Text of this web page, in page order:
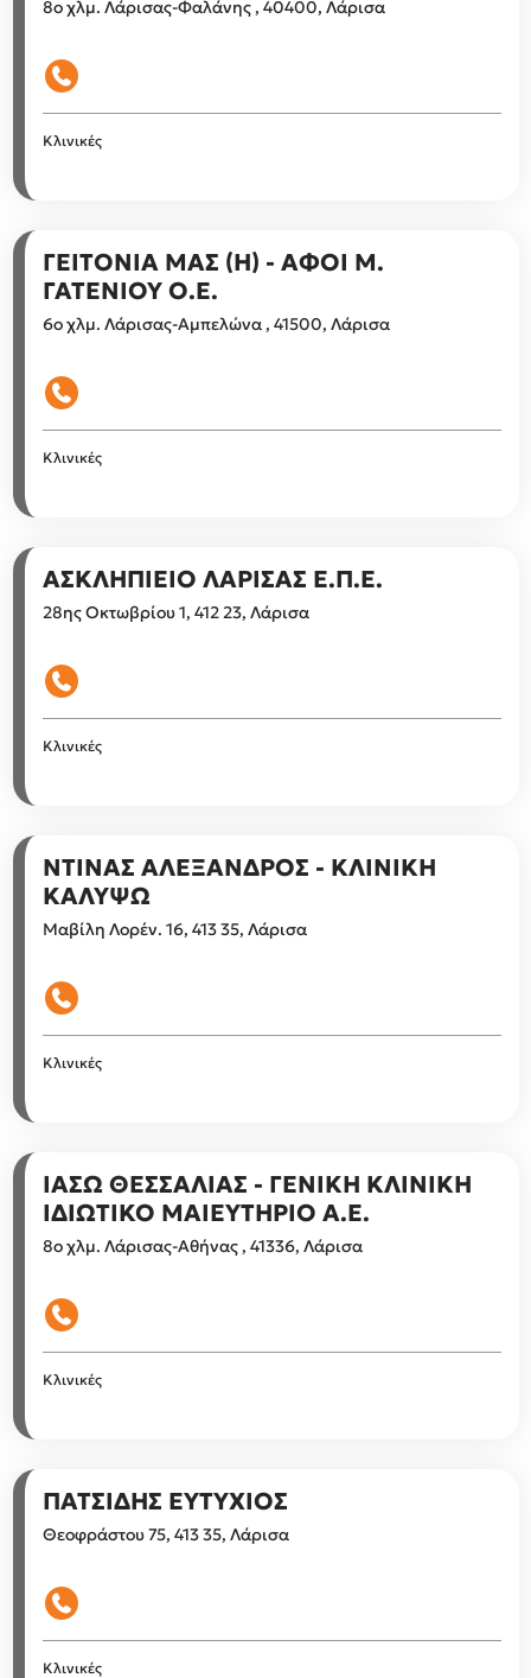
8ο χλμ. Λάρισας-Φαλάνης , 40400, Λάρισα
Κλινικές
ΓΕΙΤΟΝΙΑ ΜΑΣ (Η) - ΑΦΟΙ Μ.
ΓΑΤΕΝΙΟΥ Ο.Ε.
6ο χλμ. Λάρισας-Αμπελώνα , 41500, Λάρισα
Κλινικές
ΑΣΚΛΗΠΙΕΙΟ ΛΑΡΙΣΑΣ Ε.Π.Ε.
28ης Οκτωβρίου 1, 412 23, Λάρισα
Κλινικές
ΝΤΙΝΑΣ ΑΛΕΞΑΝΔΡΟΣ - ΚΛΙΝΙΚΗ
ΚΑΛΥΨΩ
Μαβίλη Λορέν. 16, 413 35, Λάρισα
Κλινικές
ΙΑΣΩ ΘΕΣΣΑΛΙΑΣ - ΓΕΝΙΚΗ ΚΛΙΝΙΚΗ
ΙΔΙΩΤΙΚΟ ΜΑΙΕΥΤΗΡΙΟ Α.Ε.
8ο χλμ. Λάρισας-Αθήνας , 41336, Λάρισα
Κλινικές
ΠΑΤΣΙΔΗΣ ΕΥΤΥΧΙΟΣ
Θεοφράστου 75, 413 35, Λάρισα
Κλινικές